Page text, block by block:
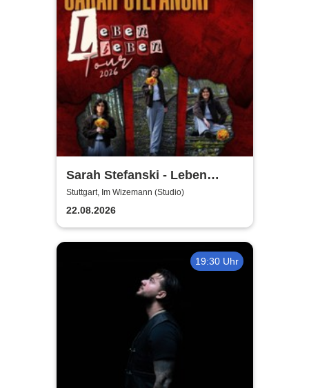
Sarah Stefanski - Leben
Lieben Tour 2026
Stuttgart, Im Wizemann (Studio)
22.08.2026
19:30 Uhr